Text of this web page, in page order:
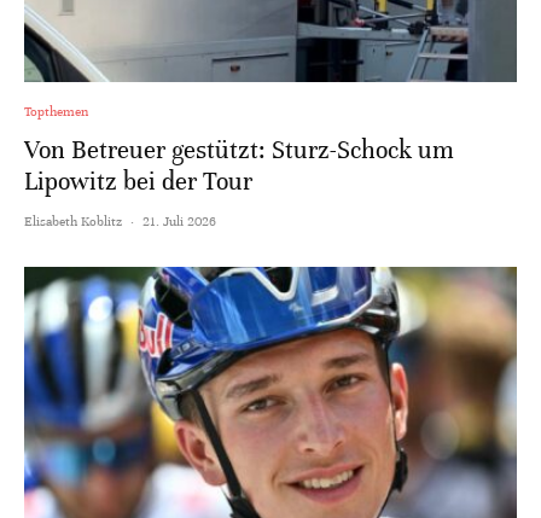
Topthemen
Von Betreuer gestützt: Sturz-Schock um
Lipowitz bei der Tour
Elisabeth Koblitz · 21. Juli 2026